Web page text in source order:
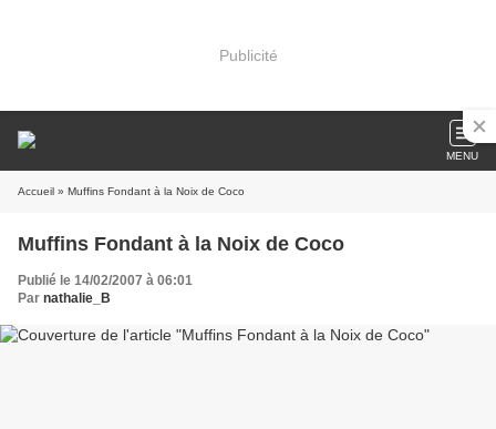
Publicité
MENU
Accueil » Muffins Fondant à la Noix de Coco
Muffins Fondant à la Noix de Coco
Publié le 14/02/2007 à 06:01
Par nathalie_B